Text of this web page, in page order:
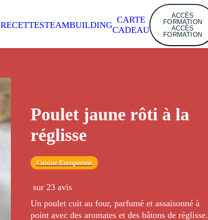
RECETTESTEAMBUILDING
CARTE
CADEAU
ACCÈS
FORMATION
ACCÈS
FORMATION
Poulet jaune rôti à la
réglisse
Cuisine Européenne
sur 23 avis
Un poulet cuit au four, parfumé et assaisonné à
point avec des aromates et des bâtons de réglisse.